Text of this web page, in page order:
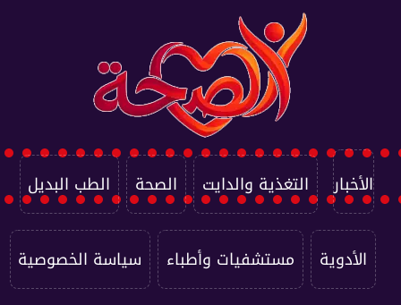
الأخبار التغذية والدايت الصحة الطب البديل
الأدوية مستشفيات وأطباء سياسة الخصوصية